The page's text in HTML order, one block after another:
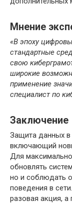
Мнение
«В эпоху
стандартные
свою
широкие
применение
специалист по
Заключение
Защита данных в
включающий
Для
обновлять
но и соблюдать
поведения в
разовая акция, а